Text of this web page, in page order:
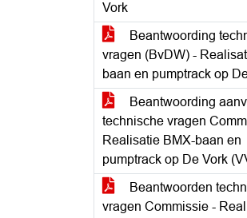
Vork
Beantwoording
vragen (BvDW) -
baan en pumptrack op
Beantwoording
technische vragen
Realisatie BMX-baan en
pumptrack op De Vork
Beantwoorden
vragen Commissie -